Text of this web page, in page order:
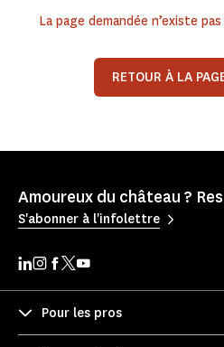
La page demandée n’existe
RETOUR À LA
Amoureux du château ?
S'abonner à l'infolettre
Pour les pros